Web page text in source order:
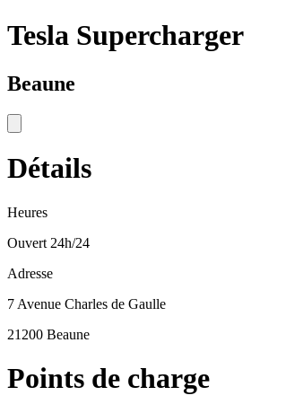
Tesla Supercharger
Beaune
Détails
Heures
Ouvert 24h/24
Adresse
7 Avenue Charles de Gaulle
21200 Beaune
Points de charge